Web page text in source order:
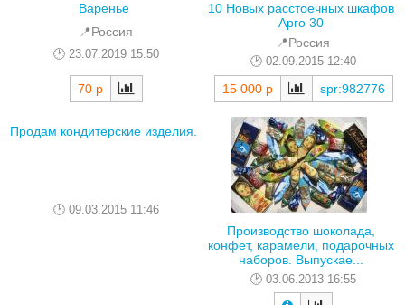
Варенье
📍Россия
23.07.2019 15:50
70 р
10 Новых расстоечных шкафов
Арго 30
📍Россия
02.09.2015 12:40
15 000 р spr:982776
Продам кондитерские изделия.
09.03.2015 11:46
Производство шоколада,
конфет, карамели, подарочных
наборов. Выпускае...
03.06.2013 16:55